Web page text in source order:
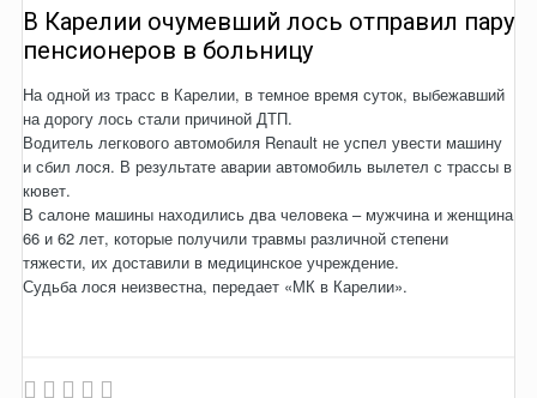
В Карелии очумевший лось отправил пару
пенсионеров в больницу
На одной из трасс в Карелии, в темное время суток, выбежавший
на дорогу лось стали причиной ДТП.
Водитель легкового автомобиля Renault не успел увести машину
и сбил лося. В результате аварии автомобиль вылетел с трассы в
кювет.
В салоне машины находились два человека – мужчина и женщина
66 и 62 лет, которые получили травмы различной степени
тяжести, их доставили в медицинское учреждение.
Судьба лося неизвестна, передает «МК в Карелии».